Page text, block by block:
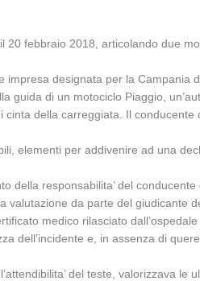
20 febbraio 2018, articolando due
designata per la Campania
di un motociclo Piaggio,
della carreggiata. Il conducente
elementi per addivenire ad una
della responsabilita’ del
da parte del giudicante
medico rilasciato
dell’incidente e, in assenza di
del teste, valorizzava le